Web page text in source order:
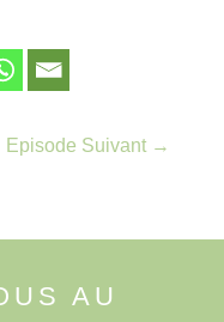
Episode Suivant →
AU